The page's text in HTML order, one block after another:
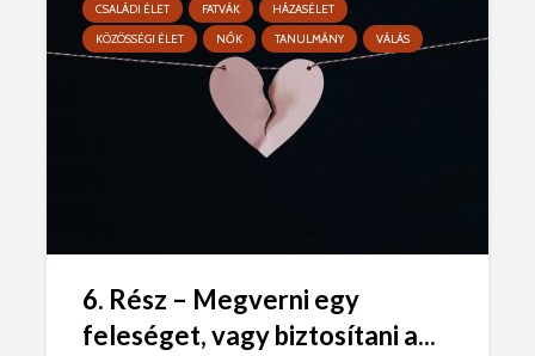
CSALÁDI ÉLET FATVÁK
HÁZASÉLET
KÖZÖSSÉGI ÉLET
NŐK TANULMÁNY VÁLÁS
6. Rész – Megverni egy
feleséget, vagy biztosítani a...